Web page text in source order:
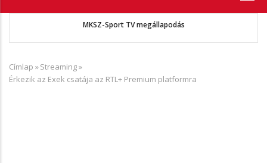
MKSZ-Sport TV megállapodás
Morzsa
Címlap »Streaming»
Érkezik az Exek csatája az RTL+ Premium platformra